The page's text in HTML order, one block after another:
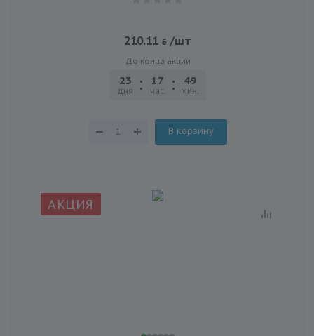
210.11 /шт
До конца акции
23
дня
17
час.
49
мин.
В корзину
АКЦИЯ